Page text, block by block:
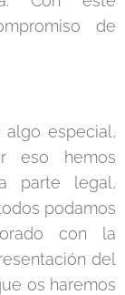
de
especial,
eso hemos
parte legal,
podamos
con la
del
os haremos